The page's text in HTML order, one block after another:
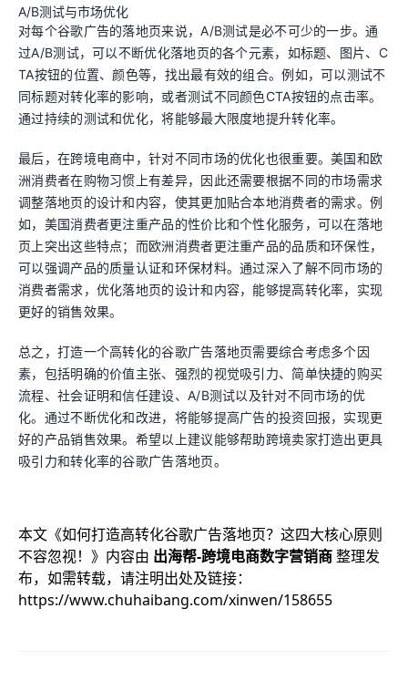
A/B测试与市场优化
对每个谷歌广告的落地页来说，A/B测试是必不可少的一步。通
过A/B测试，可以不断优化落地页的各个元素，如标题、图片、C
TA按钮的位置、颜色等，找出最有效的组合。例如，可以测试不
同标题对转化率的影响，或者测试不同颜色CTA按钮的点击率。
通过持续的测试和优化，将能够最大限度地提升转化率。
最后，在跨境电商中，针对不同市场的优化也很重要。美国和欧
洲消费者在购物习惯上有差异，因此还需要根据不同的市场需求
调整落地页的设计和内容，使其更加贴合本地消费者的需求。例
如，美国消费者更注重产品的性价比和个性化服务，可以在落地
页上突出这些特点；而欧洲消费者更注重产品的品质和环保性，
可以强调产品的质量认证和环保材料。通过深入了解不同市场的
消费者需求，优化落地页的设计和内容，能够提高转化率，实现
更好的销售效果。
总之，打造一个高转化的谷歌广告落地页需要综合考虑多个因
素，包括明确的价值主张、强烈的视觉吸引力、简单快捷的购买
流程、社会证明和信任建设、A/B测试以及针对不同市场的优
化。通过不断优化和改进，将能够提高广告的投资回报，实现更
好的产品销售效果。希望以上建议能够帮助跨境卖家打造出更具
吸引力和转化率的谷歌广告落地页。
本文《如何打造高转化谷歌广告落地页？这四大核心原则
不容忽视！ 》内容由 出海帮-跨境电商数字营销商整理发
布，如需转载，请注明出处及链接：
https://www.chuhaibang.com/xinwen/158655